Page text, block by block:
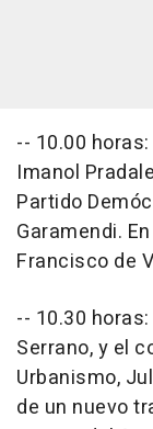
-- 10.00
Imanol
Partido
Garamendi.
Francisco de
-- 10.30
Serrano, y el
Urbanismo,
de un nuevo